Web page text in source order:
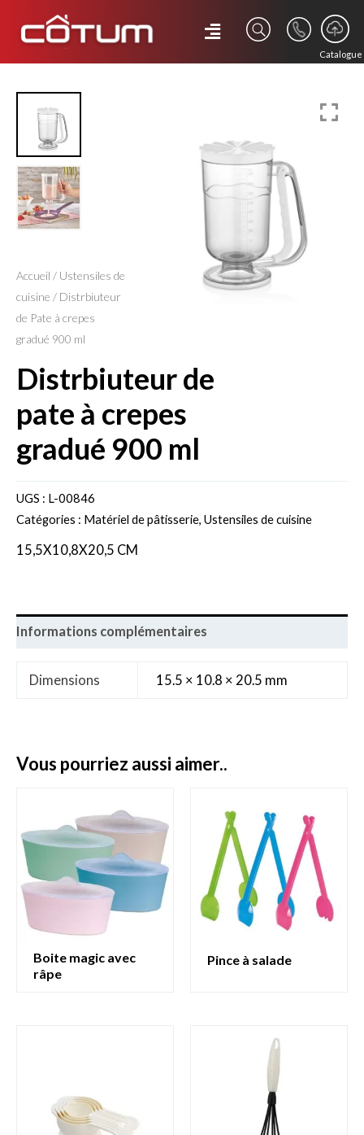
Catalogue
Accueil / Ustensiles de
cuisine / Distrbiuteur
de Pate à crepes
gradué 900 ml
distrbiuteur de
pate à crepes
gradué 900 ml
UGS : L-00846
Catégories : Matériel de pâtisserie, Ustensiles de cuisine
15,5X10,8X20,5 CM
Informations complémentaires
Dimensions 15.5 × 10.8 × 20.5 mm
vous pourriez aussi aimer..
boite magic avec
râpe
pince à salade